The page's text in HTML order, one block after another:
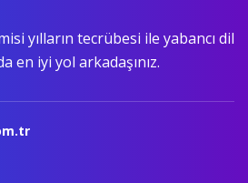
yılların tecrübesi ile yabancı dil
en iyi yol arkadaşınız.